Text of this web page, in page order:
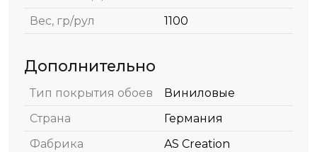
Вес, гр/рул
1100
Дополнительно
Тип покрытия обоев
Виниловые
Страна
Германия
Фабрика
AS Creation